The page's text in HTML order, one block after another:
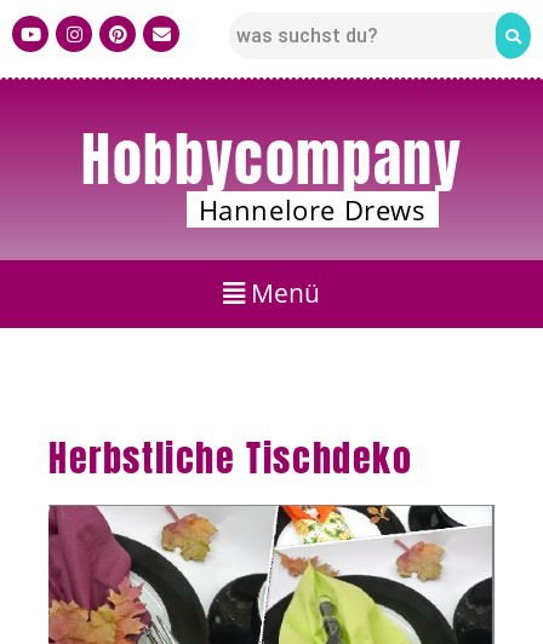
Hobbycompany
Hannelore Drews
Herbstliche Tischdeko